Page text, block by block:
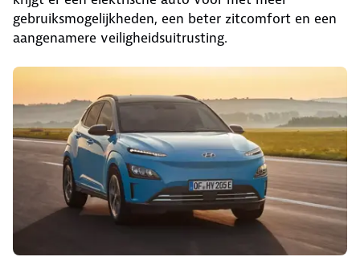
gebruiksmogelijkheden, een beter zitcomfort en een
aangenamere veiligheidsuitrusting.